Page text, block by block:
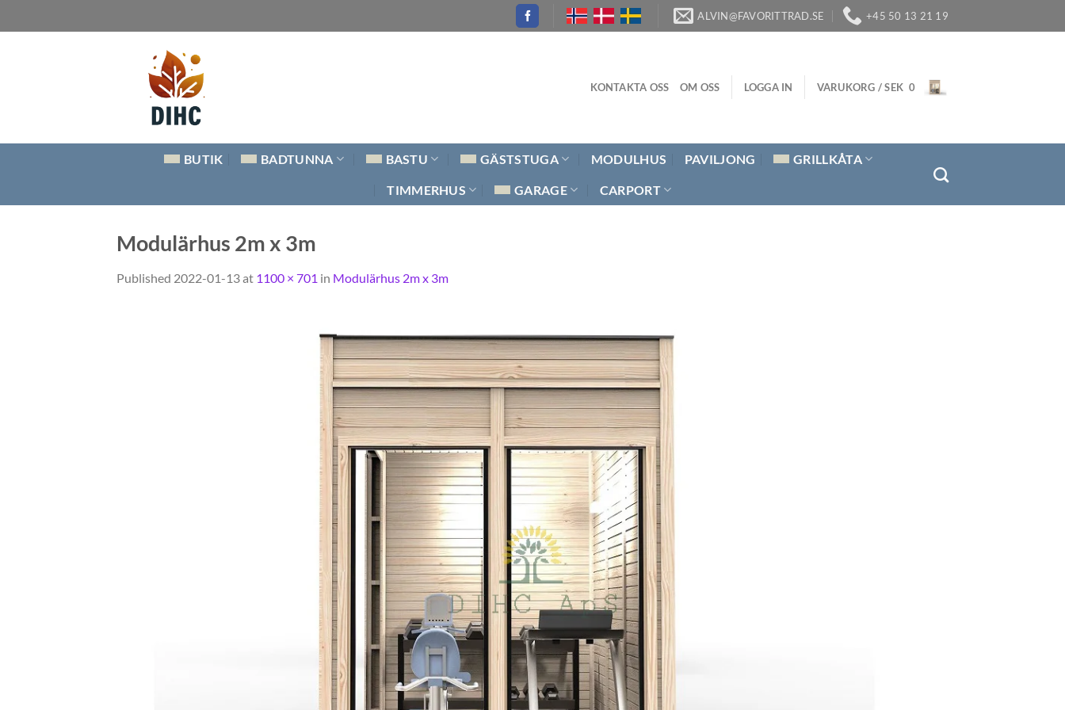
to
ALVIN@FAVORITTRAD.SE +45 50 13 21 19
KONTAKTA OSS OM OSS LOGGA IN VARUKORG /SEK 0
BUTIK BADTUNNA BASTU GÄSTSTUGA MODULHUS PAVILJONG GRILLKÅTA
TIMMERHUS GARAGE CARPORT
Modulärhus 2m x 3m
Published 2022-01-13at 1100 × 701 in Modulärhus 2m x 3m